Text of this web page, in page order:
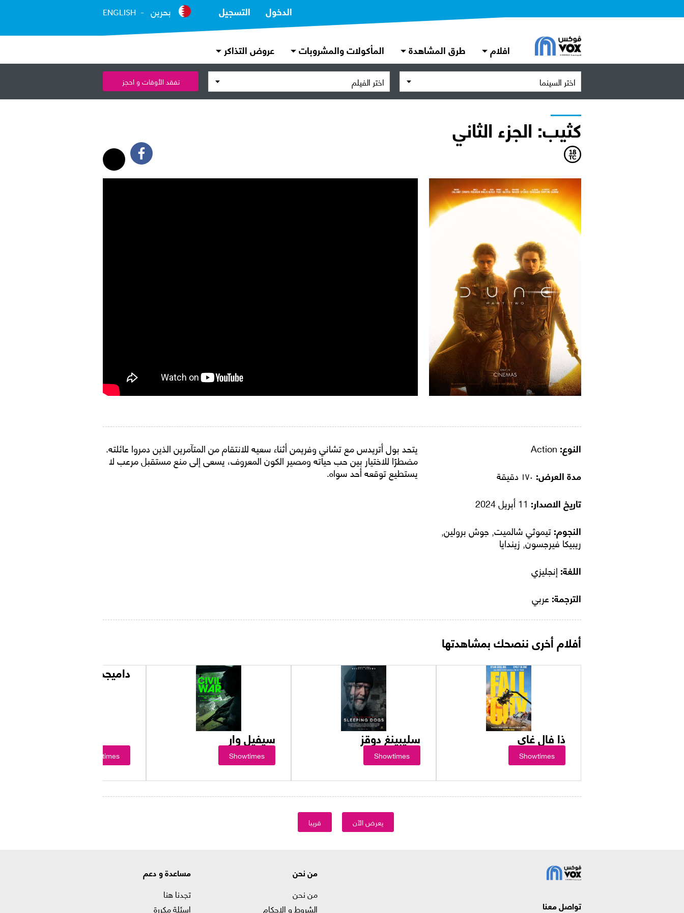
الدخول التسجيل بحرين ENGLISH
افلام طرق المشاهدة المأكولات والمشروبات عروض التذاكر
اختر السينما اختر الفيلم تفقد الأوقات و احجز
كثيب: الجزء الثاني
النوع:
مدة العرض:
تاريخ الاصدار:
النجوم:تيموثي شالميت, جوش برولين,
ريبيكا فيرجسون, زيندايا
اللغة: إنجليزي
الترجمة: عربي
يتحد بول أتريدس مع تشاني وفريمن أثناء سعيه للانتقام من المتآمرين الذين دمروا عائلته.
مضطرًا للاختيار بين حب حياته ومصير الكون المعروف، يسعى إلى منع مستقبل مرعب لا
يستطيع توقعه أحد سواه.
أفلام أخرى ننصحك بمشاهدتها
ذا فال غاي
Showtimes
سليبينغ دوقز
Showtimes
سيفيل وار
Showtimes
داميجد
Showtimes
يعرض الآن قريبا
تواصل معنا
من نحن
من نحن
الشروط و الاحكام
مساعدة و دعم
تجدنا هنا
اسئلة مكررة